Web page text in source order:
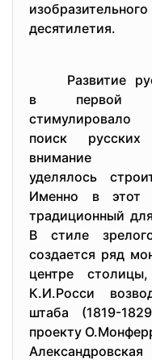
десятилетия.
Развитие
в первой
поиск русских
уделялось
Именно в
традиционный
В стиле
создается ряд
центре
К.И.Росси
штаба (1819-
проекту